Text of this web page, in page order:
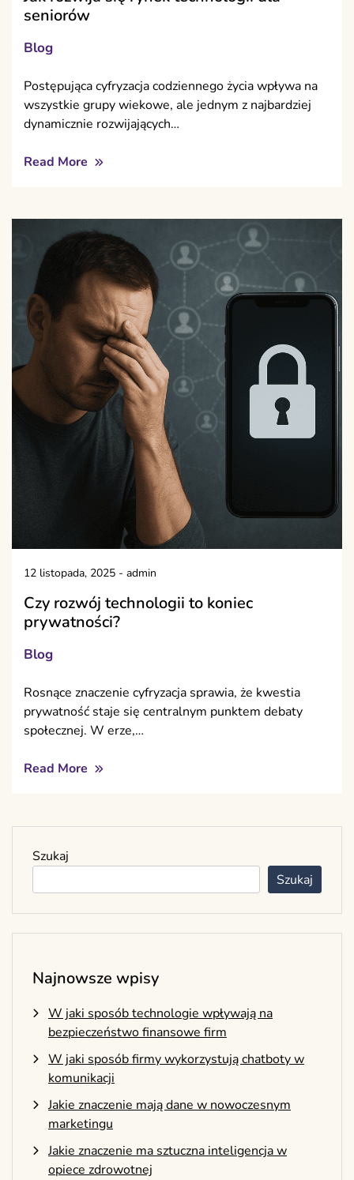
seniorów
Blog
Postępująca cyfryzacja codziennego życia wpływa na
wszystkie grupy wiekowe, ale jednym z najbardziej
dynamicznie rozwijających…
Read More
12 listopada, 2025 - admin
Czy rozwój technologii to koniec
prywatności?
Blog
Rosnące znaczenie cyfryzacja sprawia, że kwestia
prywatność staje się centralnym punktem debaty
społecznej. W erze,…
Read More
Szukaj
Szukaj
Najnowsze wpisy
W jaki sposób technologie wpływają na
bezpieczeństwo finansowe firm
W jaki sposób firmy wykorzystują chatboty w
komunikacji
Jakie znaczenie mają dane w nowoczesnym
marketingu
Jakie znaczenie ma sztuczna inteligencja w
opiece zdrowotnej